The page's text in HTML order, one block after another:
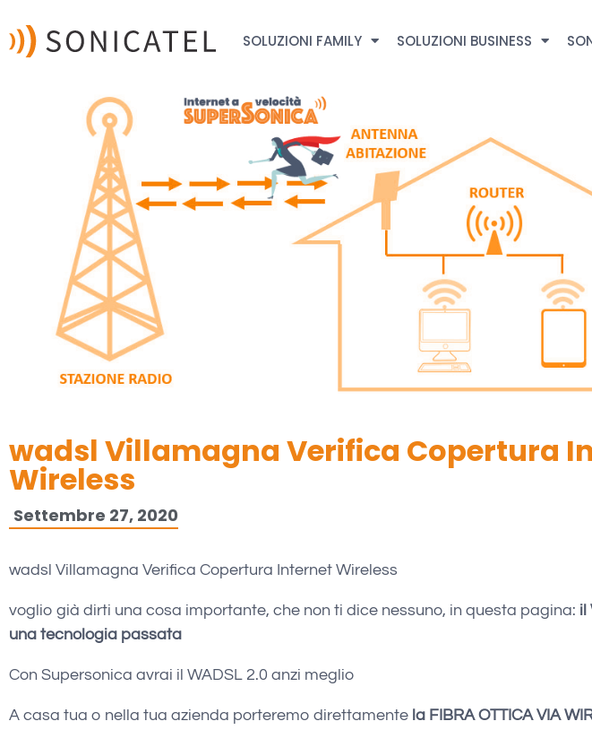
SOLUZIONI FAMILY SOLUZIONI BUSINESS
wadsl Villamagna Verifica Copertura
Wireless
Settembre 27, 2020
wadsl Villamagna Verifica Copertura Internet Wireless
voglio già dirti una cosa importante, che non ti dice nessuno, in questa pagina: il
una tecnologia passata
Con Supersonica avrai il WADSL 2.0 anzi meglio
A casa tua o nella tua azienda porteremo direttamente la FIBRA OTTICA VIA